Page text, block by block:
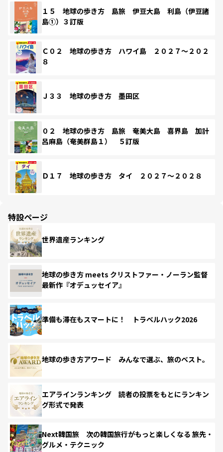
１５ 地球の歩き方 島旅 伊豆大島 利島（伊豆諸
島①）３訂版
Ｃ０２ 地球の歩き方 ハワイ島 ２０２７～２０２
８
Ｊ３３ 地球の歩き方 墨田区
０２ 地球の歩き方 島旅 奄美大島 喜界島 加計
呂麻島（奄美群島１） ５訂版
Ｄ１７ 地球の歩き方 タイ ２０２７～２０２８
特設ページ
世界遺産ランキング
地球の歩き方 meets クリストファー・ノーラン監督
最新作『オデュッセイア』
準備も滞在もスマートに！ トラベルハック2026
地球の歩き方アワード みんなで選ぶ、旅のベスト。
エアラインランキング 読者の投票をもとにランキン
グ形式で発表
Next韓国旅 次の韓国旅行がもっと楽しくなる 旅先・
グルメ・テクニック